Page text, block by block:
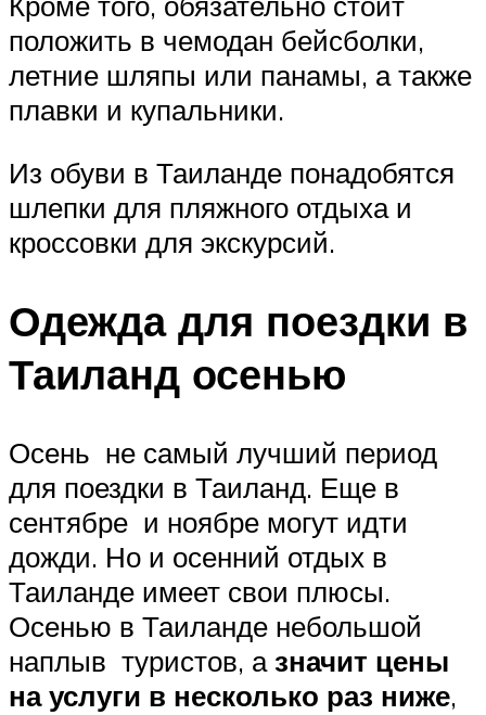
положить в чемодан бейсболки,
летние шляпы или панамы, а также
плавки и купальники.
Из обуви в Таиланде понадобятся
шлепки для пляжного отдыха и
кроссовки для экскурсий.
Одежда для поездки в
Таиланд осенью
Осень не самый лучший период
для поездки в Таиланд. Еще в
сентябре и ноябре могут идти
дожди. Но и осенний отдых в
Таиланде имеет свои плюсы.
Осенью в Таиланде небольшой
наплыв туристов, азначит цены
на услуги в несколько раз ниже,